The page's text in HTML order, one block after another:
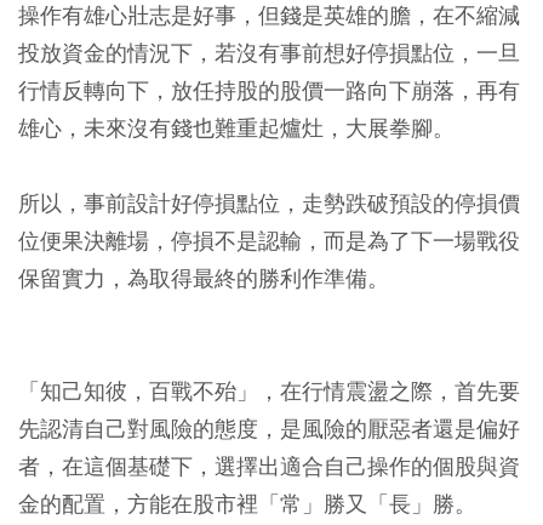
操作有雄心壯志是好事，但錢是英雄的膽，在不縮減
投放資金的情況下，若沒有事前想好停損點位，一旦
行情反轉向下，放任持股的股價一路向下崩落，再有
雄心，未來沒有錢也難重起爐灶，大展拳腳。
所以，事前設計好停損點位，走勢跌破預設的停損價
位便果決離場，停損不是認輸，而是為了下一場戰役
保留實力，為取得最終的勝利作準備。
「知己知彼，百戰不殆」，在行情震盪之際，首先要
先認清自己對風險的態度，是風險的厭惡者還是偏好
者，在這個基礎下，選擇出適合自己操作的個股與資
金的配置，方能在股市裡「常」勝又「長」勝。